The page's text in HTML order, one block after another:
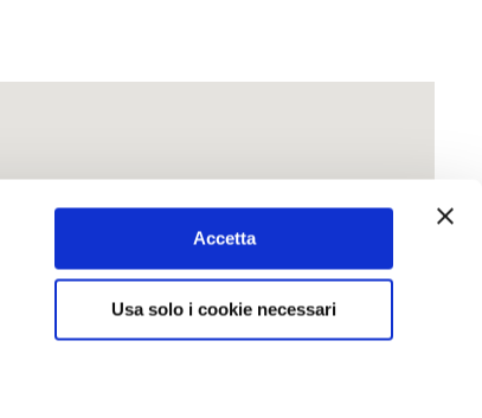
Accetta
Usa solo i cookie necessari